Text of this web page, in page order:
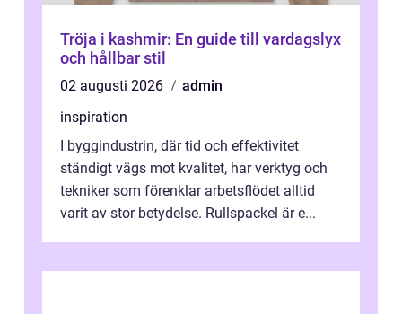
Tröja i kashmir: En guide till vardagslyx
och hållbar stil
02 augusti 2026
admin
inspiration
I byggindustrin, där tid och effektivitet
ständigt vägs mot kvalitet, har verktyg och
tekniker som förenklar arbetsflödet alltid
varit av stor betydelse. Rullspackel är e...